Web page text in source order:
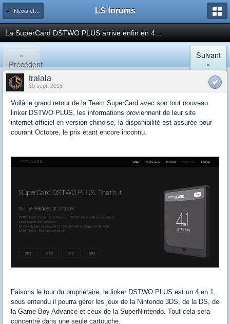
← News et actualités postées sur LS LS forums
La SuperCard DSTWO PLUS arrive enfin en 4...
«
Précédent
Suivant
»
tralala
30 sept. 2015
Voilà le grand retour de la Team SuperCard avec son tout nouveau
linker DSTWO PLUS, les informations proviennent de leur site
internet officiel en version chinoise, la disponibilité est assurée pour
courant Octobre, le prix étant encore inconnu.
Faisons le tour du propriétaire, le linker DSTWO PLUS est un 4 en 1,
sous entendu il pourra gérer les jeux de la Nintendo 3DS, de la DS, de
la Game Boy Advance et ceux de la SuperNintendo. Tout cela sera
concentré dans une seule cartouche.